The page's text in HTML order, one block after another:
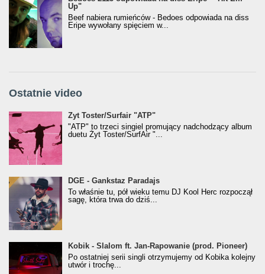
Up"
Beef nabiera rumieńców - Bedoes odpowiada na diss
Eripe wywołany spięciem w...
Ostatnie video
Żyt Toster/SurfAir - ATP VIDEO
Żyt Toster/Surfair "ATP"
"ATP" to trzeci singiel promujący nadchodzący album
duetu Żyt Toster/SurfAir "...
donGURALesko z nagrodą za
Klasyczny/Trueschoolowy Album Roku
(Popkillery 2023)
DGE - Gankstaz Paradajs
To właśnie tu, pół wieku temu DJ Kool Herc rozpoczął
sagę, która trwa do dziś...
Kobik - Slalom ft. Jan-Rapowanie (prod. Pioneer)
[Official Music Visualiser]
Kobik - Slalom ft. Jan-Rapowanie (prod. Pioneer)
Po ostatniej serii singli otrzymujemy od Kobika kolejny
utwór i trochę...